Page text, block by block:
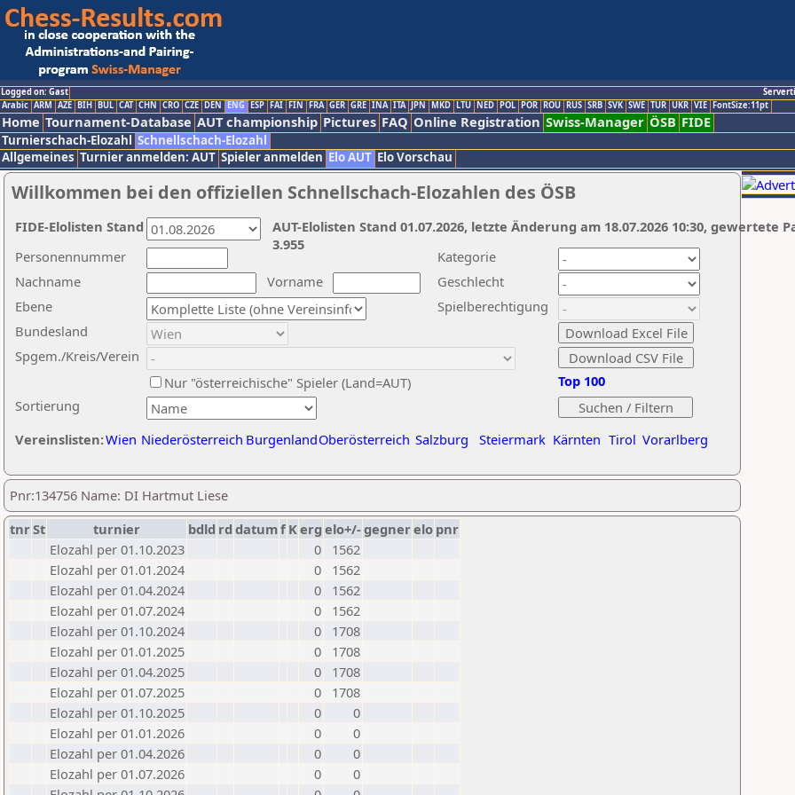
Logged on: Gast
Arabic ARM AZE BIH BUL CAT CHN CRO CZE DEN ENG ESP FAI FIN FRA GER GRE INA ITA JPN MKD LTU NED POL POR ROU RUS SRB SVK SWE TUR UKR VIE FontSize:11pt
Home Tournament-Database AUT championship Pictures FAQ Online Registration Swiss-Manager ÖSB FIDE
Turnierschach-Elozahl Schnellschach-Elozahl
Allgemeines Turnier anmelden: AUT Spieler anmelden Elo AUT Elo Vorschau
Willkommen bei den offiziellen Schnellschach-Elozahlen des ÖSB
Nachname
Vorname
Ebene
Kategorie
Sortierung
Personennummer
Bundesland
Spgem./Kreis/Verein
Geschlecht
Nur "österreichische" Spieler (Land=AUT)
Spielberechtigung
Vereinslisten:Wien Niederösterreich BurgenlandOberösterreich Salzburg Steiermark Kärnten Tirol Vorarlberg
Top 100
AUT-Elolisten Stand 01.07.2026, letzte Änderung am 18.07.2026 10:30, gewertete
3.955
FIDE-Elolisten Stand
Pnr:134756 Name: DI Hartmut Liese
tnrSt turnier bdld rd datumf Kerg elo+/-gegnerelo pnr
Elozahl per 01.10.2023
0
1562
Elozahl per 01.01.2024
0
1562
Elozahl per 01.04.2024
0
1562
Elozahl per 01.07.2024
0
1562
Elozahl per 01.10.2024
0
1708
Elozahl per 01.01.2025
0
1708
Elozahl per 01.04.2025
0
1708
Elozahl per 01.07.2025
0
1708
Elozahl per 01.10.2025
0
0
Elozahl per 01.01.2026
0
0
Elozahl per 01.04.2026
0
0
Elozahl per 01.07.2026
0
0